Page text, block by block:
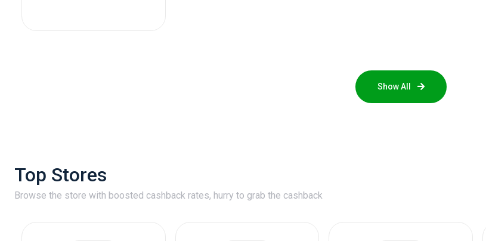
Show All
Top Stores
Browse the store with boosted cashback rates, hurry to grab the cashback